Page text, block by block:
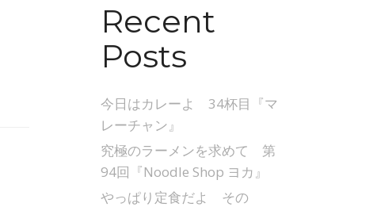
Recent
Posts
今日はカレーよ 34杯目『マ
レーチャン』
究極のラーメンを求めて 第
94回『Noodle Shop ヨカ』
やっぱり定食だよ その